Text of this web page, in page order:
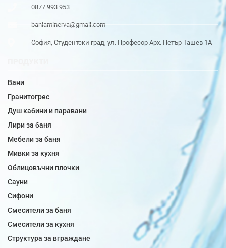
0877 993 953
baniaminerva@gmail.com
София, Студентски град, ул. Професор Арх. Петър Ташев 1А
Вани
Гранитогрес
Душ кабини и паравани
Лири за баня
Мебели за баня
Мивки за кухня
Облицовъчни плочки
Сауни
Сифони
Смесители за баня
Смесители за кухня
Структура за вграждане